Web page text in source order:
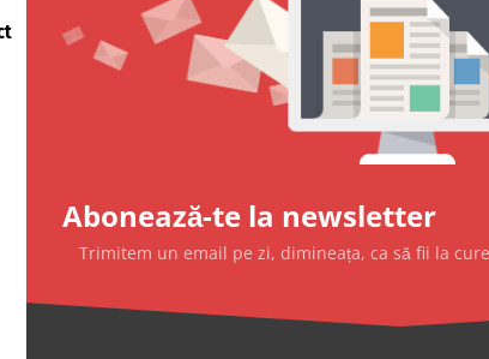
Abonează-te la newsletter
Trimitem un email pe zi, dimineața, ca să fii la